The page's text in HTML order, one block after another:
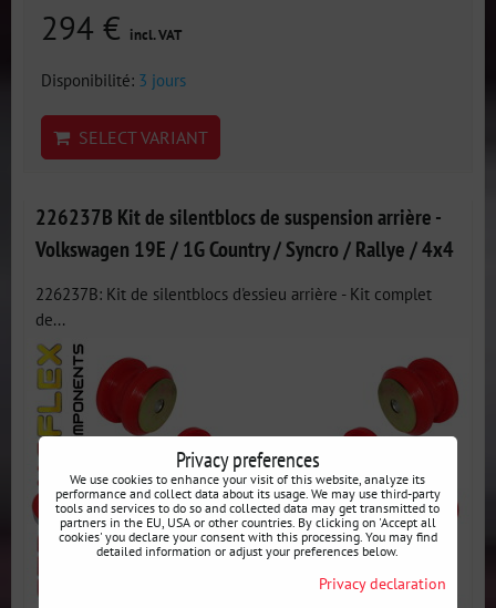
294 € incl. VAT
Disponibilité: 3 jours
SELECT VARIANT
226237B Kit de silentblocs de suspension arrière -
Volkswagen 19E / 1G Country / Syncro / Rallye / 4x4
226237B: Kit de silentblocs d'essieu arrière - Kit complet
de...
Privacy preferences
We use cookies to enhance your visit of this website, analyze its
performance and collect data about its usage. We may use third-party
tools and services to do so and collected data may get transmitted to
partners in the EU, USA or other countries. By clicking on 'Accept all
cookies' you declare your consent with this processing. You may find
detailed information or adjust your preferences below.
Privacy declaration